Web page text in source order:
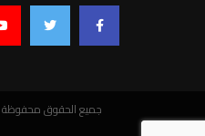
جميع الحقوق محفوظة